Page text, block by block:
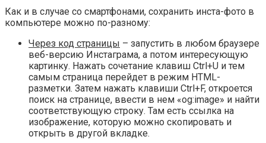
Как и в случае со смартфонами, сохранить инста-фото в
компьютере можно по-разному:
Через код страницы – запустить в любом браузере
веб-версию Инстаграма, а потом интересующую
картинку. Нажать сочетание клавиш Ctrl+U и тем
самым страница перейдет в режим HTML-
разметки. Затем нажать клавиши Ctrl+F, откроется
поиск на странице, ввести в нем «og:image» и найти
соответствующую строку. Там есть ссылка на
изображение, которую можно скопировать и
открыть в другой вкладке.